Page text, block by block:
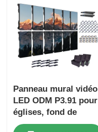
Panneau mural vidéo
LED ODM P3.91 pour
églises, fond de
scène, 800W